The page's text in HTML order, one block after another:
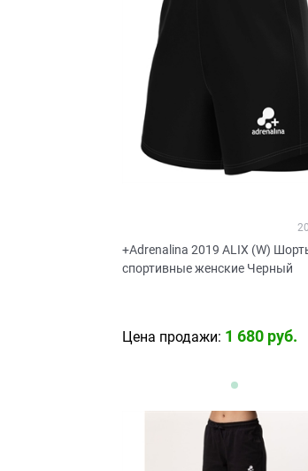
+Adrenalina 2019 ALIX (W)
спортивные женские Черный
Цена продажи: 1 680 руб.